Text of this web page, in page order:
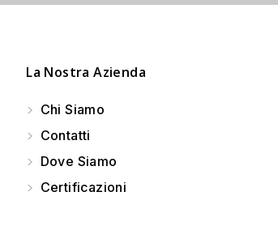
La Nostra Azienda
Chi Siamo
Contatti
Dove Siamo
Certificazioni